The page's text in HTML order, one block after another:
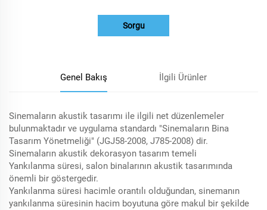
Sorgu
Genel Bakış İlgili Ürünler
Sinemaların akustik tasarımı ile ilgili net düzenlemeler
bulunmaktadır ve uygulama standardı "Sinemaların Bina
Tasarım Yönetmeliği" (JGJ58-2008, J785-2008) dir.
Sinemaların akustik dekorasyon tasarım temeli
Yankılanma süresi, salon binalarının akustik tasarımında
önemli bir göstergedir.
Yankılanma süresi hacimle orantılı olduğundan, sinemanın
yankılanma süresinin hacim boyutuna göre makul bir şekilde